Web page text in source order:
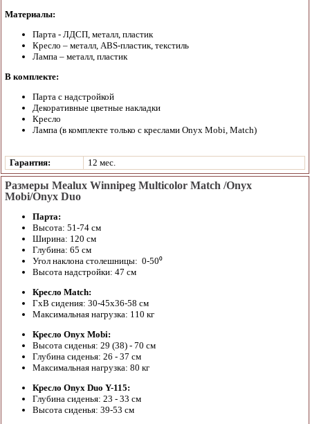
Материалы:
Парта - ЛДСП, металл, пластик
Кресло – металл, ABS-пластик, текстиль
Лампа – металл, пластик
В комплекте:
Парта с надстройкой
Декоративные цветные накладки
Кресло
Лампа (в комплекте только с креслами Onyx Mobi, Match)
Гарантия: 12 мес.
Размеры Mealux Winnipeg Multicolor Match /Onyx
Mobi/Onyx Duo
Парта:
Высота: 51-74 см
Ширина: 120 см
Глубина: 65 см
Угол наклона столешницы: 0-50⁰
Высота надстройки: 47 см
Кресло Match:
ГхВ сидения: 30-45х36-58 см
Максимальная нагрузка: 110 кг
Кресло Onyx Mobi:
Высота сиденья: 29 (38) - 70 см
Глубина сиденья: 26 - 37 см
Максимальная нагрузка: 80 кг
Кресло Onyx Duo Y-115:
Глубина сиденья: 23 - 33 см
Высота сиденья: 39-53 см